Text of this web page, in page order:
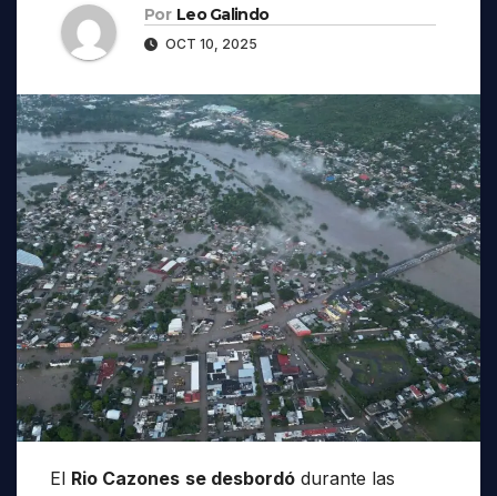
Por Leo Galindo
OCT 10, 2025
El Rio Cazones se desbordó durante las